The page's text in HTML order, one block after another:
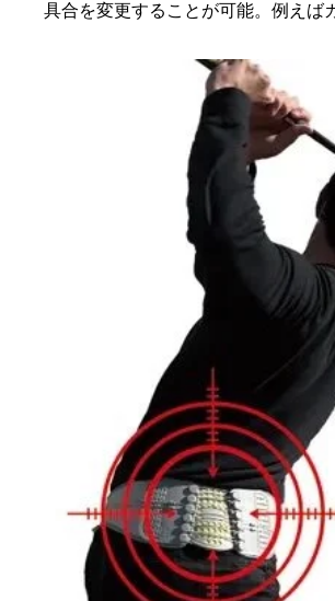
具合を変更することが可能。例えば